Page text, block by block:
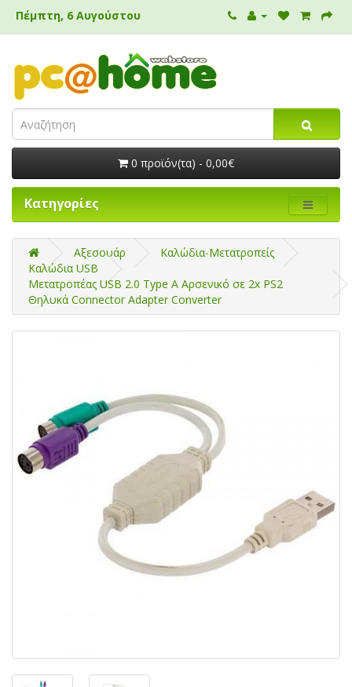
Πέμπτη, 6 Αυγούστου
0 προϊόν(τα) - 0,00€
Κατηγορίες
Αξεσουάρ
Καλώδια-Μετατροπείς
Καλώδια USB
Μετατροπέας USB 2.0 Type Α Αρσενικό σε 2x PS2
Θηλυκά Connector Adapter Converter